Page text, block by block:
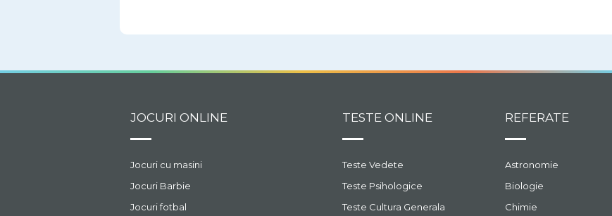
JOCURI ONLINE
Jocuri cu masini
Jocuri Barbie
Jocuri fotbal
TESTE ONLINE
Teste Vedete
Teste Psihologice
Teste Cultura Generala
REFERATE
Astronomie
Biologie
Chimie